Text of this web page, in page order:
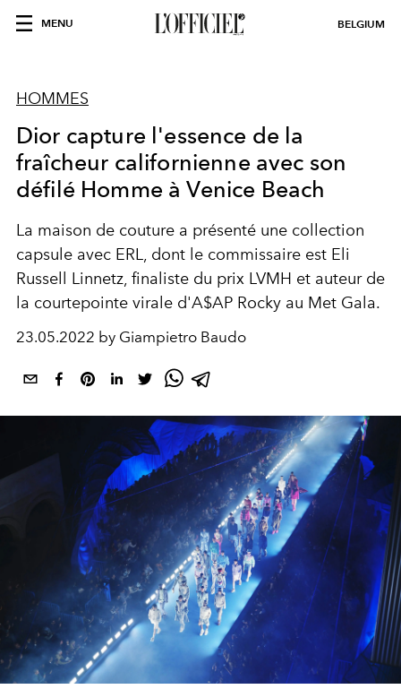
MENU BELGIUM
HOMMES
Dior capture l'essence de la
fraîcheur californienne avec son
défilé Homme à Venice Beach
La maison de couture a présenté une collection
capsule avec ERL, dont le commissaire est Eli
Russell Linnetz, finaliste du prix LVMH et auteur de
la courtepointe virale d'A$AP Rocky au Met Gala.
23.05.2022 by Giampietro Baudo